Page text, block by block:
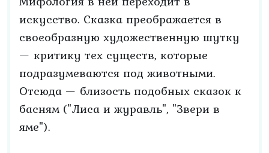
искусство. Сказка преображается в
своеобразную художественную шутку
— критику тех существ, которые
подразумеваются под животными.
Отсюда — близость подобных сказок к
басням ("Лиса и журавль", "Звери в
яме").